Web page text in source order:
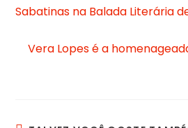
Sabatinas na Balada Literária
Vera Lopes é a